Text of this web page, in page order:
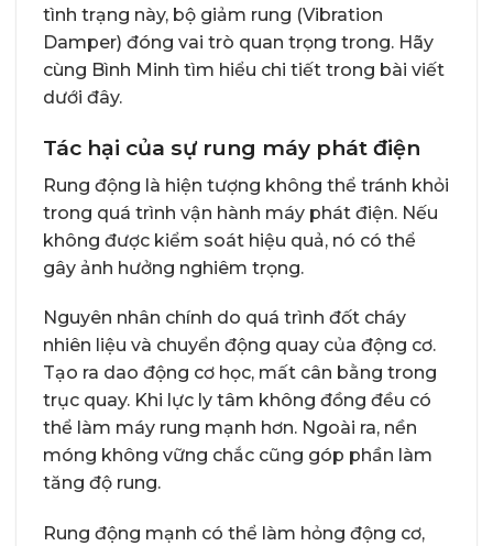
tình trạng này, bộ giảm rung (Vibration
Damper) đóng vai trò quan trọng trong. Hãy
cùng Bình Minh tìm hiểu chi tiết trong bài viết
dưới đây.
Tác hại của sự rung máy phát điện
Rung động là hiện tượng không thể tránh khỏi
trong quá trình vận hành máy phát điện. Nếu
không được kiểm soát hiệu quả, nó có thể
gây ảnh hưởng nghiêm trọng.
Nguyên nhân chính do quá trình đốt cháy
nhiên liệu và chuyển động quay của động cơ.
Tạo ra dao động cơ học, mất cân bằng trong
trục quay. Khi lực ly tâm không đồng đều có
thể làm máy rung mạnh hơn. Ngoài ra, nền
móng không vững chắc cũng góp phần làm
tăng độ rung.
Rung động mạnh có thể làm hỏng động cơ,